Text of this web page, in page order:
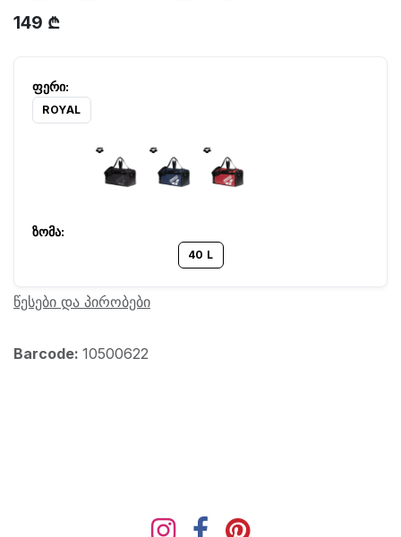
149 ₾
ROYAL
40 L
წესები და პირობები
Barcode: 10500622